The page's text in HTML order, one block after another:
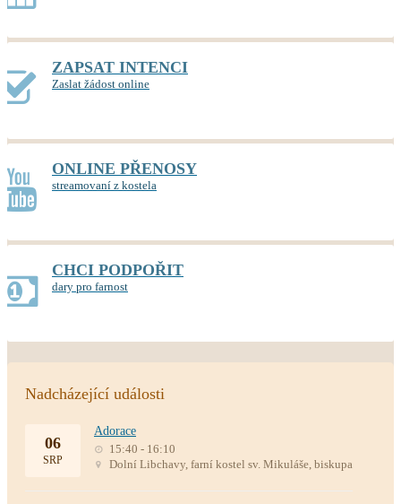
ZAPSAT INTENCI
Zaslat žádost online
ONLINE PŘENOSY
streamovaní z kostela
CHCI PODPOŘIT
dary pro farnost
Nadcházející události
06
SRP
Adorace
15:40 - 16:10
Dolní Libchavy, farní kostel sv. Mikuláše, biskupa